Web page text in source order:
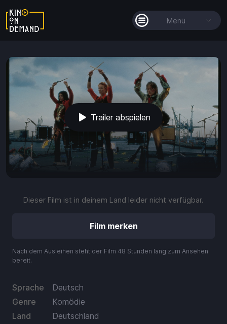
Menü
Alle Filme
Filmkollektionen
So funktioniert's
Guthaben
Einlösen
play_arrow 0:00 / 1:42 volume_up fullscreen more_vert
Trailer abspielen
Dieser Film ist in deinem Land leider nicht verfügbar.
Nach dem Ausleihen steht der Film 48 Stunden lang zum Ansehen
bereit.
Sprache
Deutsch
Genre
Komödie
Land
Deutschland